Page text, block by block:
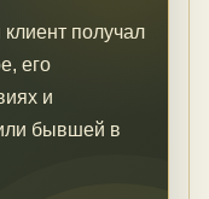
получал
его
и
бывшей в